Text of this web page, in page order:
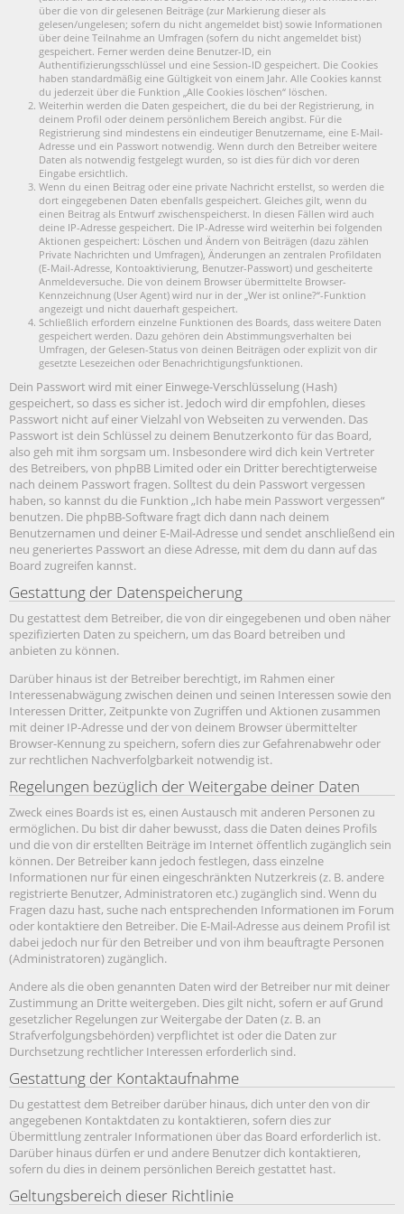
über die von dir gelesenen Beiträge (zur Markierung dieser als
gelesen/ungelesen; sofern du nicht angemeldet bist) sowie Informationen
über deine Teilnahme an Umfragen (sofern du nicht angemeldet bist)
gespeichert. Ferner werden deine Benutzer-ID, ein
Authentifizierungsschlüssel und eine Session-ID gespeichert. Die Cookies
haben standardmäßig eine Gültigkeit von einem Jahr. Alle Cookies kannst
du jederzeit über die Funktion „Alle Cookies löschen“ löschen.
Weiterhin werden die Daten gespeichert, die du bei der Registrierung, in
deinem Profil oder deinem persönlichem Bereich angibst. Für die
Registrierung sind mindestens ein eindeutiger Benutzername, eine E-Mail-
Adresse und ein Passwort notwendig. Wenn durch den Betreiber weitere
Daten als notwendig festgelegt wurden, so ist dies für dich vor deren
Eingabe ersichtlich.
Wenn du einen Beitrag oder eine private Nachricht erstellst, so werden die
dort eingegebenen Daten ebenfalls gespeichert. Gleiches gilt, wenn du
einen Beitrag als Entwurf zwischenspeicherst. In diesen Fällen wird auch
deine IP-Adresse gespeichert. Die IP-Adresse wird weiterhin bei folgenden
Aktionen gespeichert: Löschen und Ändern von Beiträgen (dazu zählen
Private Nachrichten und Umfragen), Änderungen an zentralen Profildaten
(E-Mail-Adresse, Kontoaktivierung, Benutzer-Passwort) und gescheiterte
Anmeldeversuche. Die von deinem Browser übermittelte Browser-
Kennzeichnung (User Agent) wird nur in der „Wer ist online?“-Funktion
angezeigt und nicht dauerhaft gespeichert.
Schließlich erfordern einzelne Funktionen des Boards, dass weitere Daten
gespeichert werden. Dazu gehören dein Abstimmungsverhalten bei
Umfragen, der Gelesen-Status von deinen Beiträgen oder explizit von dir
gesetzte Lesezeichen oder Benachrichtigungsfunktionen.
Dein Passwort wird mit einer Einwege-Verschlüsselung (Hash)
gespeichert, so dass es sicher ist. Jedoch wird dir empfohlen, dieses
Passwort nicht auf einer Vielzahl von Webseiten zu verwenden. Das
Passwort ist dein Schlüssel zu deinem Benutzerkonto für das Board,
also geh mit ihm sorgsam um. Insbesondere wird dich kein Vertreter
des Betreibers, von phpBB Limited oder ein Dritter berechtigterweise
nach deinem Passwort fragen. Solltest du dein Passwort vergessen
haben, so kannst du die Funktion „Ich habe mein Passwort vergessen“
benutzen. Die phpBB-Software fragt dich dann nach deinem
Benutzernamen und deiner E-Mail-Adresse und sendet anschließend ein
neu generiertes Passwort an diese Adresse, mit dem du dann auf das
Board zugreifen kannst.
Gestattung der Datenspeicherung
Du gestattest dem Betreiber, die von dir eingegebenen und oben näher
spezifizierten Daten zu speichern, um das Board betreiben und
anbieten zu können.
Darüber hinaus ist der Betreiber berechtigt, im Rahmen einer
Interessenabwägung zwischen deinen und seinen Interessen sowie den
Interessen Dritter, Zeitpunkte von Zugriffen und Aktionen zusammen
mit deiner IP-Adresse und der von deinem Browser übermittelter
Browser-Kennung zu speichern, sofern dies zur Gefahrenabwehr oder
zur rechtlichen Nachverfolgbarkeit notwendig ist.
Regelungen bezüglich der Weitergabe deiner Daten
Zweck eines Boards ist es, einen Austausch mit anderen Personen zu
ermöglichen. Du bist dir daher bewusst, dass die Daten deines Profils
und die von dir erstellten Beiträge im Internet öffentlich zugänglich sein
können. Der Betreiber kann jedoch festlegen, dass einzelne
Informationen nur für einen eingeschränkten Nutzerkreis (z. B. andere
registrierte Benutzer, Administratoren etc.) zugänglich sind. Wenn du
Fragen dazu hast, suche nach entsprechenden Informationen im Forum
oder kontaktiere den Betreiber. Die E-Mail-Adresse aus deinem Profil ist
dabei jedoch nur für den Betreiber und von ihm beauftragte Personen
(Administratoren) zugänglich.
Andere als die oben genannten Daten wird der Betreiber nur mit deiner
Zustimmung an Dritte weitergeben. Dies gilt nicht, sofern er auf Grund
gesetzlicher Regelungen zur Weitergabe der Daten (z. B. an
Strafverfolgungsbehörden) verpflichtet ist oder die Daten zur
Durchsetzung rechtlicher Interessen erforderlich sind.
Gestattung der Kontaktaufnahme
Du gestattest dem Betreiber darüber hinaus, dich unter den von dir
angegebenen Kontaktdaten zu kontaktieren, sofern dies zur
Übermittlung zentraler Informationen über das Board erforderlich ist.
Darüber hinaus dürfen er und andere Benutzer dich kontaktieren,
sofern du dies in deinem persönlichen Bereich gestattet hast.
Geltungsbereich dieser Richtlinie